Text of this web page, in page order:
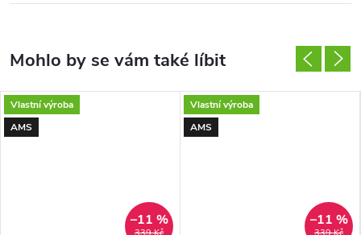
Vlastní výroba
AMS
–11 %
Vlastní výroba
AMS
–11 %